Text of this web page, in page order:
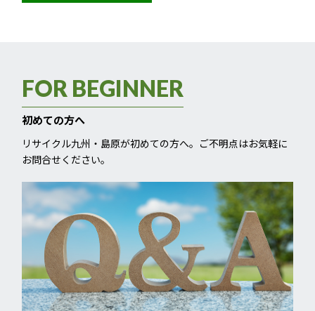
FOR BEGINNER
初めての方へ
リサイクル九州・島原が初めての方へ。ご不明点はお気軽に
お問合せください。